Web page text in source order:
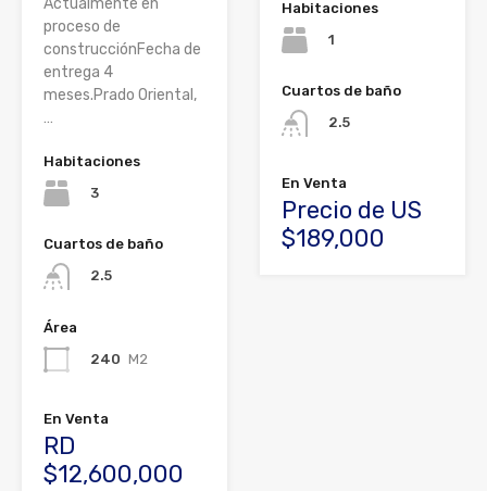
Actualmente en
proceso de
construcciónFecha de
entrega 4
meses.Prado Oriental,
…
Habitaciones
3
Cuartos de baño
2.5
Área
240 M2
En Venta
RD
$12,600,000
Habitaciones
1
Cuartos de baño
2.5
En Venta
Precio de US
$189,000